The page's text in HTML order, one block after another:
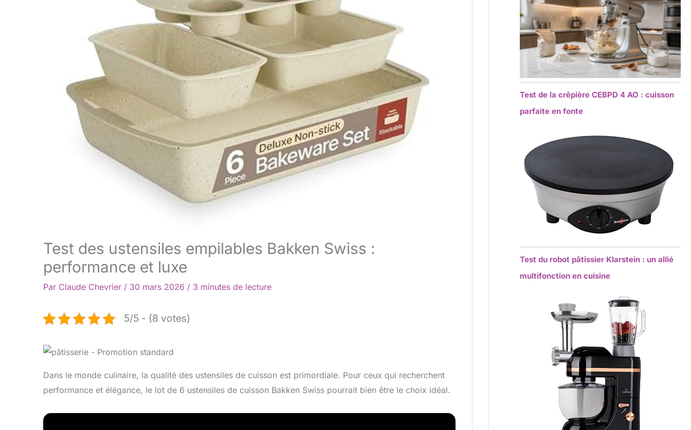
Test des ustensiles empilables Bakken Swiss :
performance et luxe
Par Claude Chevrier / 30 mars 2026 / 3 minutes de lecture
5/5 - (8 votes)
Dans le monde culinaire, la qualité des ustensiles de cuisson est primordiale. Pour ceux qui recherchent
performance et élégance, le lot de 6 ustensiles de cuisson Bakken Swiss pourrait bien être le choix idéal.
Test de la crêpière CEBPD 4 AO : cuisson
parfaite en fonte
Test du robot pâtissier Klarstein : un allié
multifonction en cuisine